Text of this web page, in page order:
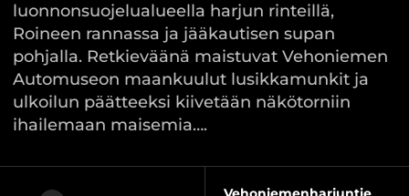
luonnonsuojelualueella harjun rinteillä,
Roineen rannassa ja jääkautisen supan
pohjalla. Retkieväänä maistuvat Vehoniemen
Automuseon maankuulut lusikkamunkit ja
ulkoilun päätteeksi kiivetään näkötorniin
ihailemaan maisemia….